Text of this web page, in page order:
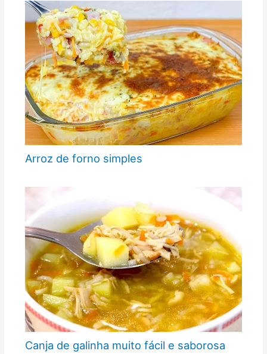
Arroz de forno simples
Canja de galinha muito fácil e saborosa